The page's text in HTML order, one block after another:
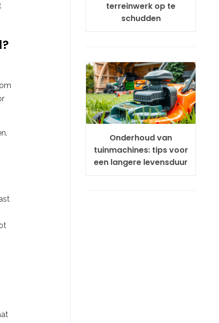
terreinwerk op te
schudden
Onderhoud van
tuinmachines: tips voor
een langere levensduur